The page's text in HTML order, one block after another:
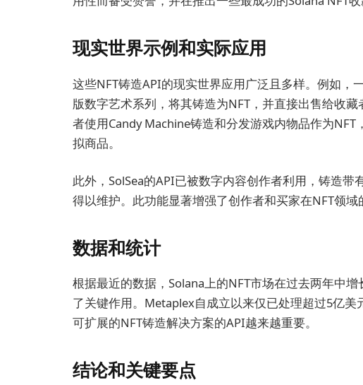
现实世界示例和实际应用
这些NFT铸造API的现实世界应用广泛且多样。例如，
版数字艺术系列，将其铸造为NFT，并直接出售给收
者使用Candy Machine铸造和分发游戏内物品作为
拟商品。
此外，SolSea的API已被数字内容创作者利用，铸造
得以维护。此功能显著增强了创作者和买家在NFT领域
数据和统计
根据最近的数据，Solana上的NFT市场在过去两年中
了关键作用。Metaplex自成立以来仅已处理超过5亿美
可扩展的NFT铸造解决方案的API越来越重要。
结论和关键要点